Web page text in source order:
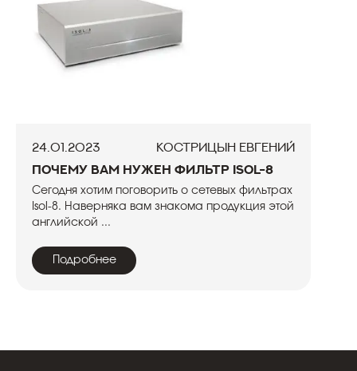
24.01.2023
Кострицын Евгений
Почему вам нужен фильтр Isol-8
Сегодня хотим поговорить о сетевых фильтрах
Isol-8. Наверняка вам знакома продукция этой
английской ...
Подробнее